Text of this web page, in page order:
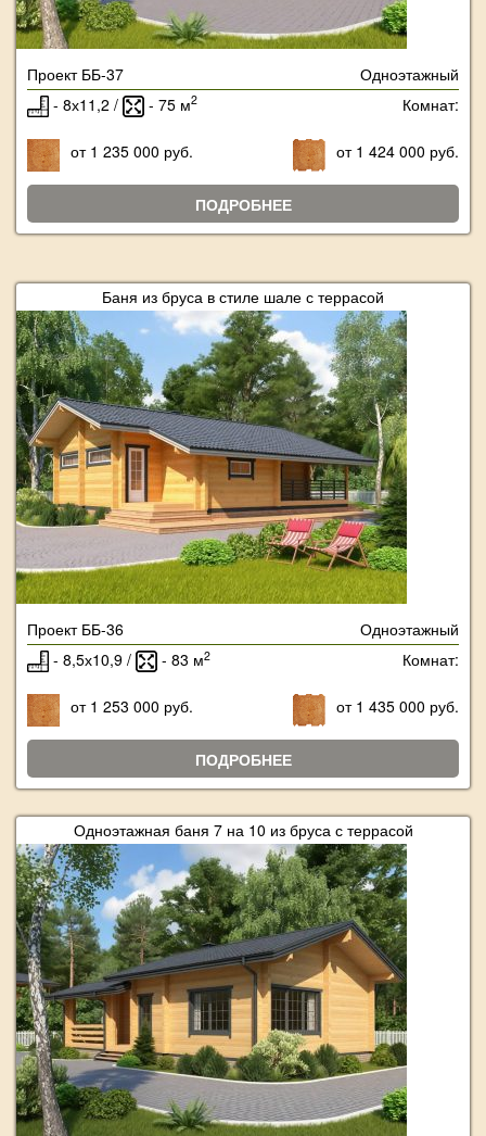
Проект ББ-37
Одноэтажный
- 8х11,2 /
- 75 м2 Комнат:
от 1 235 000 руб. от 1 424 000 руб.
ПОДРОБНЕЕ
Баня из бруса в стиле шале с террасой
Проект ББ-36
Одноэтажный
- 8,5х10,9 /
- 83 м2 Комнат:
от 1 253 000 руб. от 1 435 000 руб.
ПОДРОБНЕЕ
Одноэтажная баня 7 на 10 из бруса с террасой